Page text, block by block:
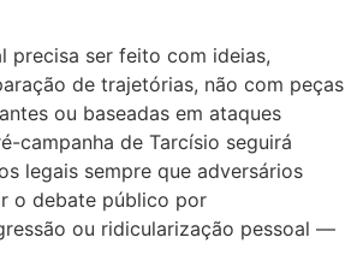
ser feito com ideias,
de trajetórias, não com peças
ou baseadas em ataques
campanha de Tarcísio seguirá
legais sempre que adversários
o debate público por
ou ridicularização pessoal —